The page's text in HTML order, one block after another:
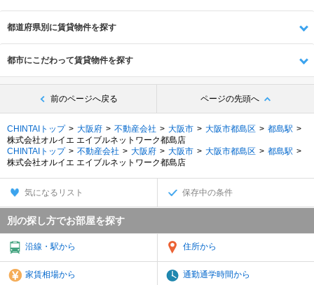
都道府県別に賃貸物件を探す
都市にこだわって賃貸物件を探す
前のページへ戻る ページの先頭へ
CHINTAIトップ 大阪府 不動産会社 大阪市 大阪市都島区
都島駅
株式会社オルイエ エイブルネットワーク都島店
CHINTAIトップ
不動産会社 大阪府 大阪市 大阪市都島区
都島駅
株式会社オルイエ エイブルネットワーク都島店
気になるリスト 保存中の条件
別の探し方でお部屋を探す
沿線・駅から 住所から
家賃相場から 通勤通学時間から